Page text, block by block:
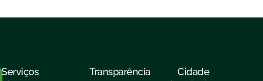
Serviços Transparência Cidade